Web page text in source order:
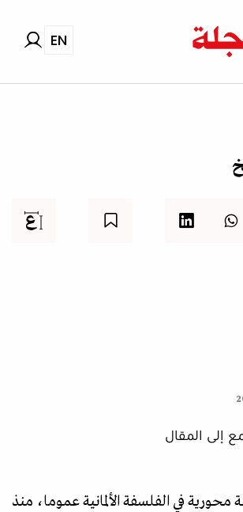
EN
إلى المقال
محورية في الفلسفة الألمانية عموما، منذ